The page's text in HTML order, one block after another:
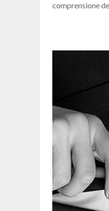
comprensione